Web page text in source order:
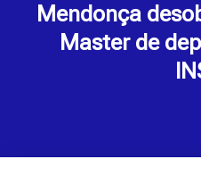
Mendonça
Master de